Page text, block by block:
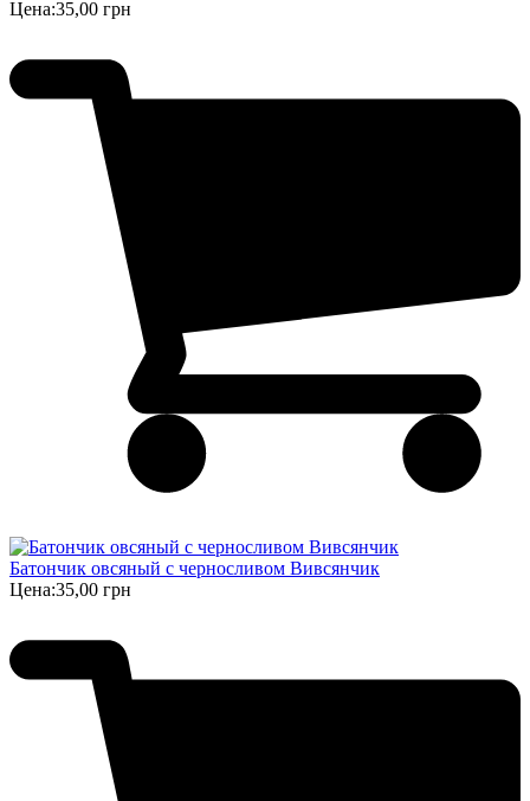
Цена:35,00 грн
Батончик овсяный с черносливом Вивсянчик
Цена:35,00 грн